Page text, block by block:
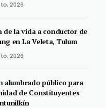
2026
de la vida a conductor de
en La Veleta, Tulum
2026
alumbrado público para
de Constituyentes